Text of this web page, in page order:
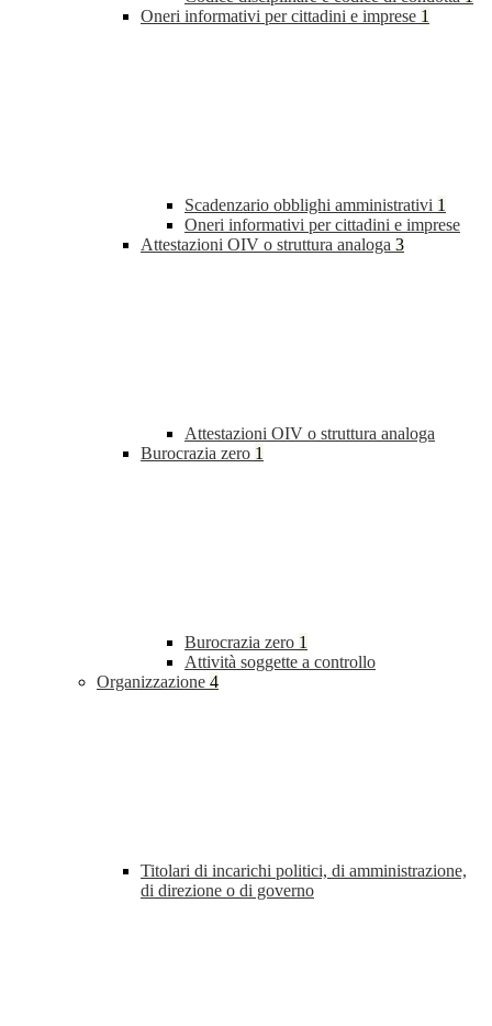
Oneri informativi per cittadini e imprese 1
Scadenzario obblighi amministrativi 1
Oneri informativi per cittadini e imprese
Attestazioni OIV o struttura analoga 3
Attestazioni OIV o struttura analoga
Burocrazia zero 1
Burocrazia zero 1
Attività soggette a controllo
Organizzazione 4
Titolari di incarichi politici, di amministrazione,
di direzione o di governo